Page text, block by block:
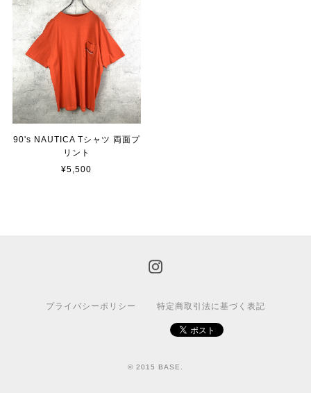
90's NAUTICA Tシャツ 両面プ
リント
¥5,500
プライバシーポリシー 特定商取引法に基づく表記
© 2015 BASE.